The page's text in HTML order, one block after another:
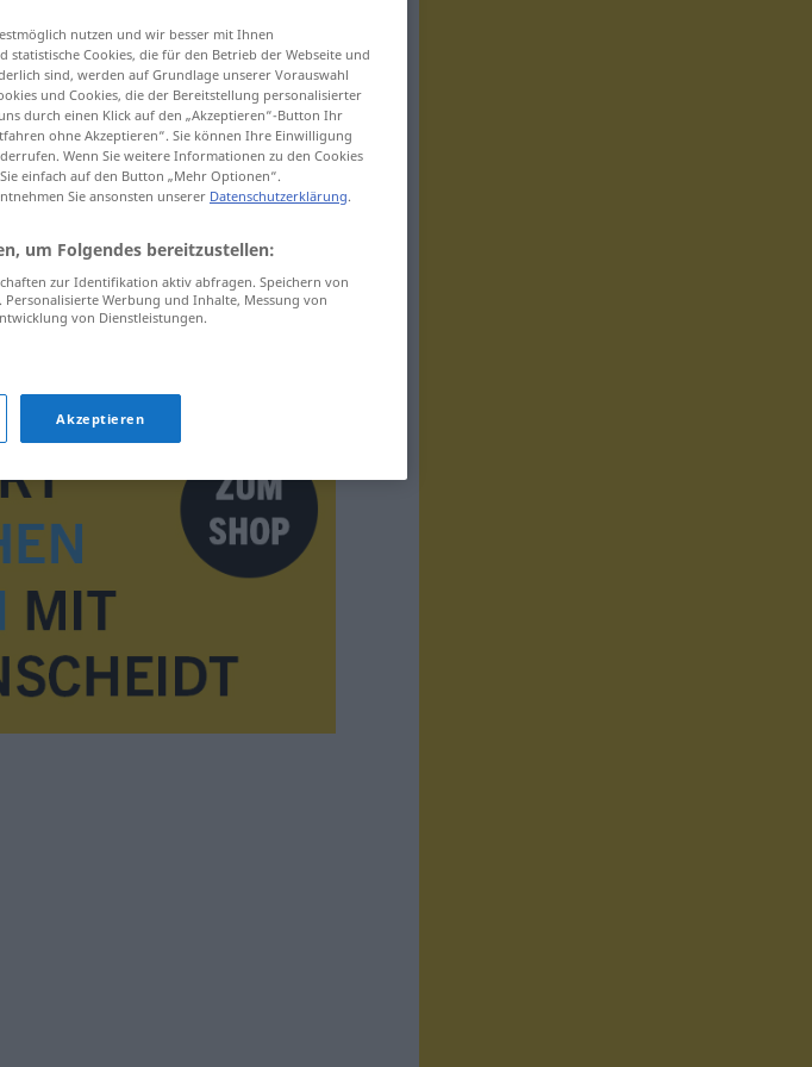
UKW“
nutzen und wir besser mit Ihnen
Cookies, die für den Betrieb der Webseite und
sind, werden auf Grundlage unserer Vorauswahl
und Cookies, die der Bereitstellung personalisierter
durch einen Klick auf den „Akzeptieren“-Button Ihr
ohne Akzeptieren“. Sie können Ihre Einwilligung
Wenn Sie weitere Informationen zu den Cookies
einfach auf den Button „Mehr Optionen“.
Sie ansonsten unserer Datenschutzerklärung.
um Folgendes bereitzustellen:
zur Identifikation aktiv abfragen. Speichern von
Werbung und Inhalte, Messung von
von Dienstleistungen.
Akzeptieren